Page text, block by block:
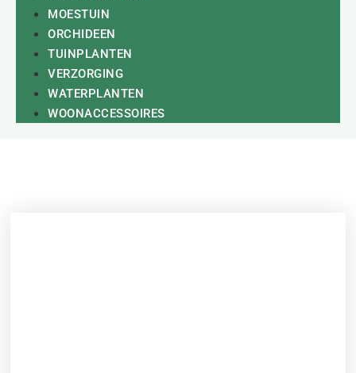
MOESTUIN
ORCHIDEEN
TUINPLANTEN
VERZORGING
WATERPLANTEN
WOONACCESSOIRES